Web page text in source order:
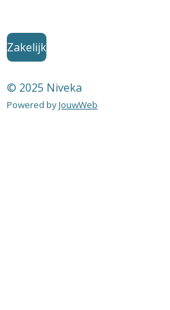
Zakelijk
© 2025 Niveka
Powered byJouwWeb